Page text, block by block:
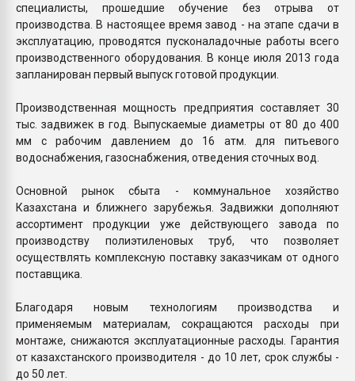
специалисты, прошедшие обучение без отрыва от
производства. В настоящее время завод - на этапе сдачи в
эксплуатацию, проводятся пусконаладочные работы всего
производственного оборудования. В конце июля 2013 года
запланирован первый выпуск готовой продукции.
Производственная мощность предприятия составляет 30
тыс. задвижек в год. Выпускаемые диаметры от 80 до 400
мм с рабочим давлением до 16 атм. для питьевого
водоснабжения, газоснабжения, отведения сточных вод.
Основной рынок сбыта - коммунальное хозяйство
Казахстана и ближнего зарубежья. Задвижки дополняют
ассортимент продукции уже действующего завода по
производству полиэтиленовых труб, что позволяет
осуществлять комплексную поставку заказчикам от одного
поставщика.
Благодаря новым технологиям производства и
применяемым материалам, сокращаются расходы при
монтаже, снижаются эксплуатационные расходы. Гарантия
от казахстанского производителя - до 10 лет, срок службы -
до 50 лет.